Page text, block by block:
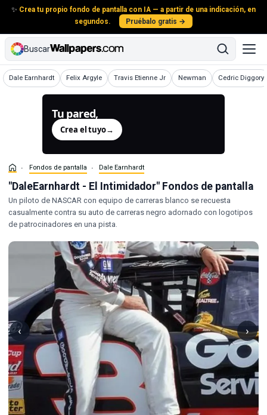
✨ Crea tu propio fondo de pantalla con IA — a partir de una indicación, en
segundos.
Pruébalo gratis →
Buscar
Dale Earnhardt
Fondos de pantalla Felix Argyle
Fondos de pantallaTravis Etienne Jr
Fondos de pantalla Newman
Fondos de pantallaCedric Diggory
Fondos de
Tu pared,
Crea el tuyo→
Fondos de pantalla Dale Earnhardt
"DaleEarnhardt - El Intimidador" Fondos de pantalla
Un piloto de NASCAR con equipo de carreras blanco se recuesta
casualmente contra su auto de carreras negro adornado con logotipos
de patrocinadores en una pista.
‹ ›